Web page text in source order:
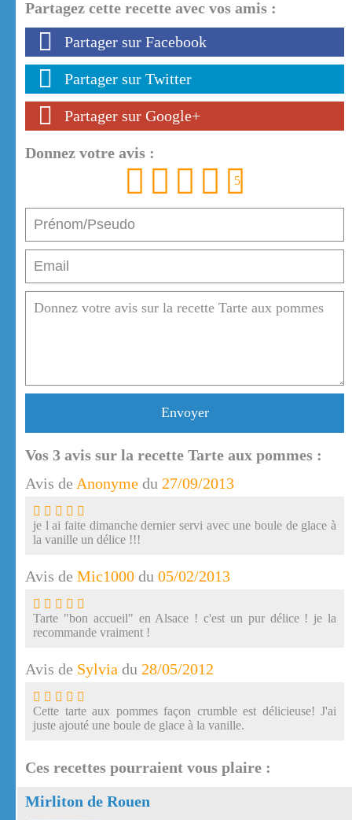
Partagez cette recette avec vos amis :
Partager sur Facebook
Partager sur Twitter
Partager sur Google+
Donnez votre avis :
5
Envoyer
Vos 3 avis sur la recette Tarte aux pommes :
Avis de Anonyme du 27/09/2013
je l ai faite dimanche dernier servi avec une boule de glace à
la vanille un délice !!!
Avis de Mic1000 du 05/02/2013
Tarte "bon accueil" en Alsace ! c'est un pur délice ! je la
recommande vraiment !
Avis de Sylvia du 28/05/2012
Cette tarte aux pommes façon crumble est délicieuse! J'ai
juste ajouté une boule de glace à la vanille.
Ces recettes pourraient vous plaire :
Mirliton de Rouen